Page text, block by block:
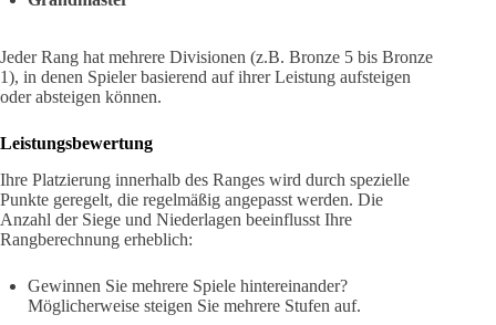
Jeder Rang hat mehrere Divisionen (z.B. Bronze 5 bis Bronze
1), in denen Spieler basierend auf ihrer Leistung aufsteigen
oder absteigen können.
Leistungsbewertung
Ihre Platzierung innerhalb des Ranges wird durch spezielle
Punkte geregelt, die regelmäßig angepasst werden. Die
Anzahl der Siege und Niederlagen beeinflusst Ihre
Rangberechnung erheblich:
Gewinnen Sie mehrere Spiele hintereinander?
Möglicherweise steigen Sie mehrere Stufen auf.